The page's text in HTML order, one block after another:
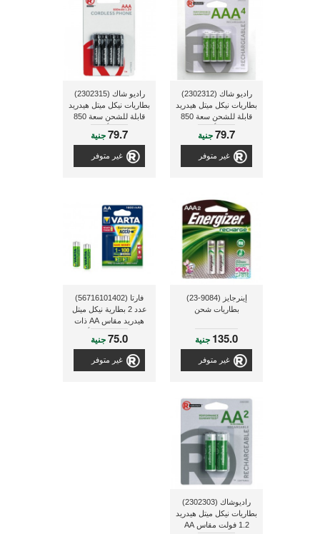
راديو شاك (2302312)
بطاريات نيكل ميتل هيدريد
قابلة للشحن سعة 850
ملى أمبير
79.7جنية
غير متوفر
راديو شاك (2302315)
بطاريات نيكل ميتل هيدريد
قابلة للشحن سعة 850
ملى أمبير
79.7جنية
غير متوفر
إينرجايز (9084-23)
بطاريات شحن
135.0 جنية
غير متوفر
فارتا (56716101402)
عدد 2 بطارية نيكل ميتل
هيدريد مقاس AA ذات
سعة 1600 مللى أمبير75.0جنية
غير متوفر
راديوشاك (2302303)
بطاريات نيكل ميتل هيدريد
1.2 فولت مقاس AA